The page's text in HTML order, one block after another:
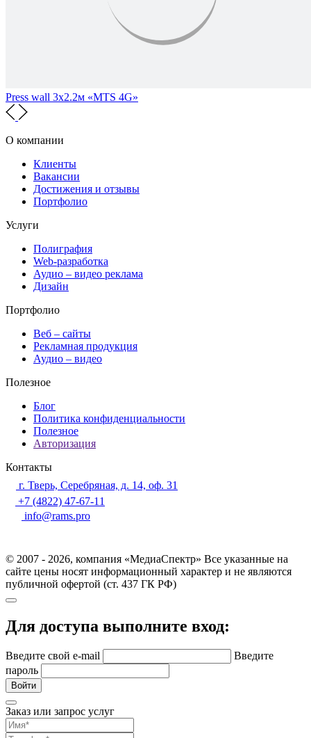
Press wall 3х2.2м «MTS 4G»
О компании
Клиенты
Вакансии
Достижения и отзывы
Портфолио
Услуги
Полиграфия
Web-разработка
Аудио – видео реклама
Дизайн
Портфолио
Веб – сайты
Рекламная продукция
Аудио – видео
Полезное
Блог
Политика конфиденциальности
Полезное
Авторизация
Контакты
г. Тверь, Серебряная, д. 14, оф. 31
+7 (4822) 47-67-11
info@rams.pro
© 2007 - 2026, компания «МедиаСпектр» Все указанные на
сайте цены носят информационный характер и не являются
публичной офертой (ст. 437 ГК РФ)
Для доступа выполните вход:
Введите свой e-mail
Введите
пароль
Войти
Заказ или запрос услуг